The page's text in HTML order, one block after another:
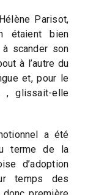
Parisot,
étaient bien
scander son
à l’autre du
et, pour le
, glissait-elle
a été
terme de la
d’adoption
temps des